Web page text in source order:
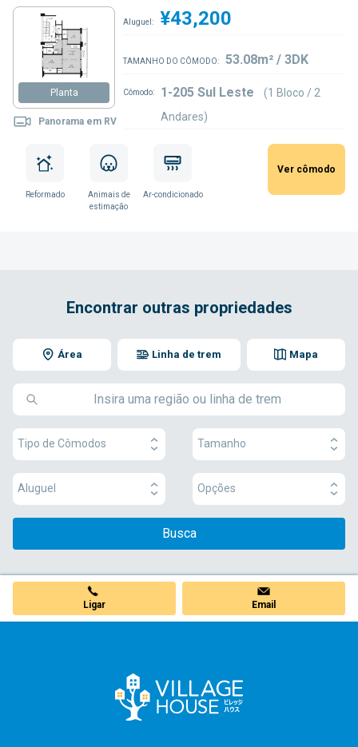
Planta
Panorama em RV
Aluguel: ¥43,200
TAMANHO DO CÔMODO: 53.08m² / 3DK
Cômodo: 1-205 Sul Leste
(1 Bloco / 2
Andares)
Reformado
Animais de
estimação
Ar-condicionado
Ver cômodo
Encontrar outras propriedades
Área Mapa
Linha de trem
Tipo de Cômodos Tamanho
Aluguel Opções
Busca
Ligar Email